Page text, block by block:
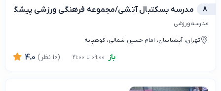
8 مدرسه بسكتبال آتشى/مجموعه فرهنگى ورزشى
مدرسه ورزشی
تهران، آبشناسان، امام حسین شمالی، کوهپایه
باز 4.0 (10 نظر)